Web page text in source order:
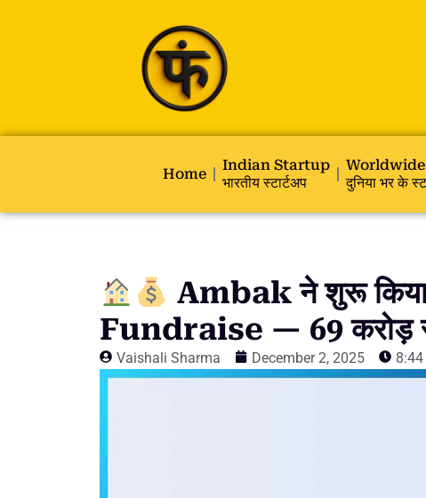
Home
Indian Startup
भारतीय स्टार्टअप
दुनिया भर के
Ambak ने शुरू
Fundraise — 69 करोड़
Vaishali Sharma December 2, 2025